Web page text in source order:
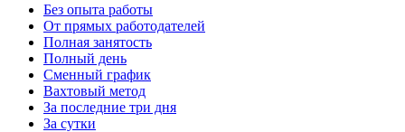
Без опыта работы
От прямых работодателей
Полная занятость
Полный день
Сменный график
Вахтовый метод
За последние три дня
За сутки